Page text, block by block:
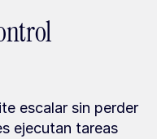
escalar sin perder
ejecutan tareas